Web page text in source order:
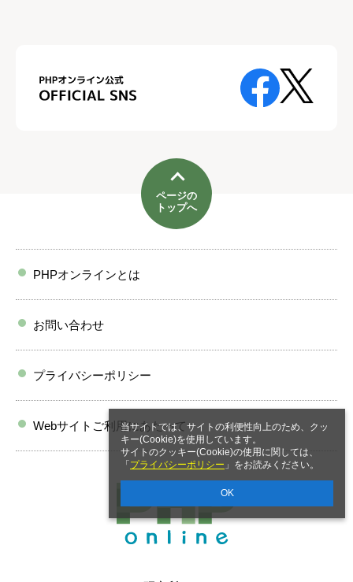
当サイトでは、サイトの利便性向上のため、クッ
キー(Cookie)を使用しています。
サイトのクッキー(Cookie)の使用に関しては、
「 プライバシーポリシー 」をお読みください。
OK
ページの
トップへ
PHPオンラインとは
お問い合わせ
プライバシーポリシー
Webサイトご利用にあたって